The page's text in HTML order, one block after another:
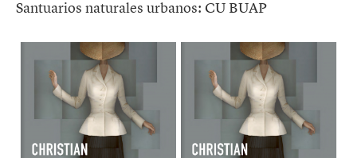
Santuarios naturales urbanos: CU BUAP